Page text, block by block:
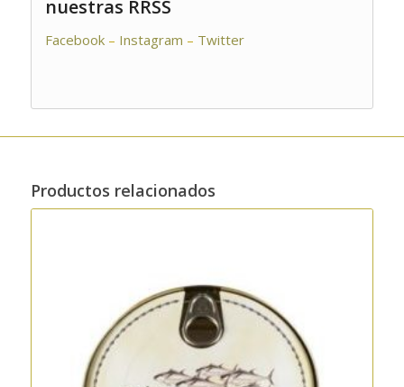
nuestras RRSS
Facebook– Instagram – Twitter
Productos relacionados